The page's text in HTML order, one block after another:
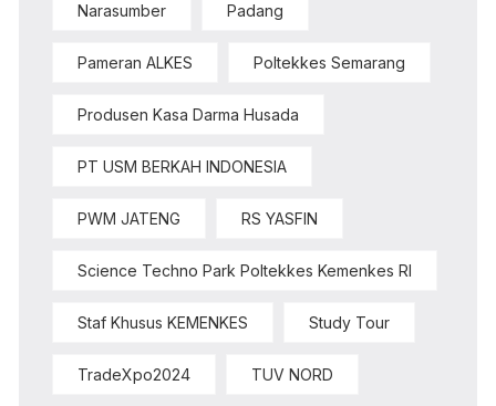
Narasumber Padang
Pameran ALKES Poltekkes Semarang
Produsen Kasa Darma Husada
PT USM BERKAH INDONESIA
PWM JATENG RS YASFIN
Science Techno Park Poltekkes Kemenkes RI
Staf Khusus KEMENKES Study Tour
TradeXpo2024 TUV NORD